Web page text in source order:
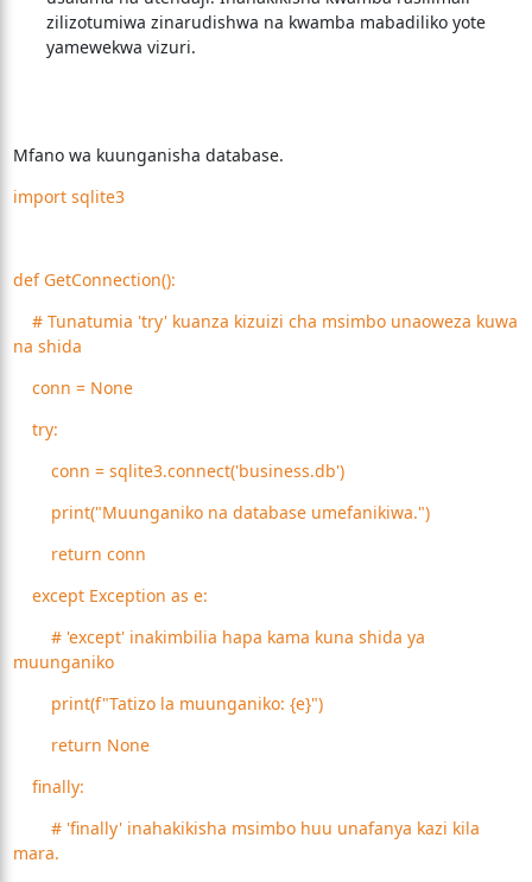
zilizotumiwa zinarudishwa na kwamba mabadiliko yote
yamewekwa vizuri.
Mfano wa kuunganisha database.
import sqlite3
def GetConnection():
# Tunatumia 'try' kuanza kizuizi cha msimbo unaoweza kuwa
na shida
conn = None
try:
conn = sqlite3.connect('business.db')
print("Muunganiko na database umefanikiwa.")
return conn
except Exception as e:
# 'except' inakimbilia hapa kama kuna shida ya
muunganiko
print(f"Tatizo la muunganiko: {e}")
return None
finally:
# 'finally' inahakikisha msimbo huu unafanya kazi kila
mara.